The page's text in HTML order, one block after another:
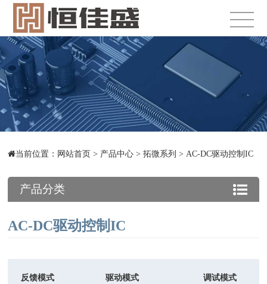
当前位置： 网站首页 > 产品中心 >拓微系列 >AC-DC驱动控制IC
产品分类
AC-DC驱动控制IC
反馈模式 驱动模式 调试模式